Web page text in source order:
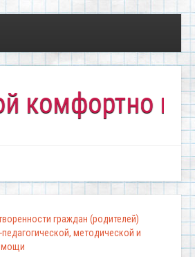
всем!"
граждан (родителей)
методической и